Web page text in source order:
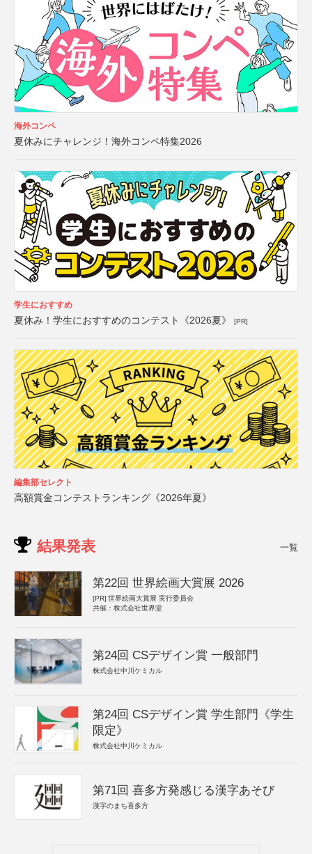
海外コンペ
夏休みにチャレンジ！海外コンペ特集2026
学生におすすめ
夏休み！学生におすすめのコンテスト《2026夏》 [PR]
編集部セレクト
高額賞金コンテストランキング《2026年夏》
結果発表 一覧
第22回 世界絵画大賞展 2026
[PR] 世界絵画大賞展 実行委員会
共催：株式会社世界堂
第24回 CSデザイン賞 一般部門
株式会社中川ケミカル
第24回 CSデザイン賞 学生部門《学生
限定》
株式会社中川ケミカル
第71回 喜多方発感じる漢字あそび
漢字のまち喜多方